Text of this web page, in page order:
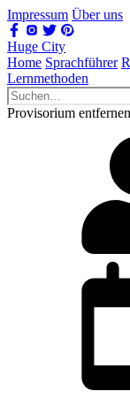
Impressum Über uns
Huge City
Home Sprachführer
Lernmethoden
Provisorium